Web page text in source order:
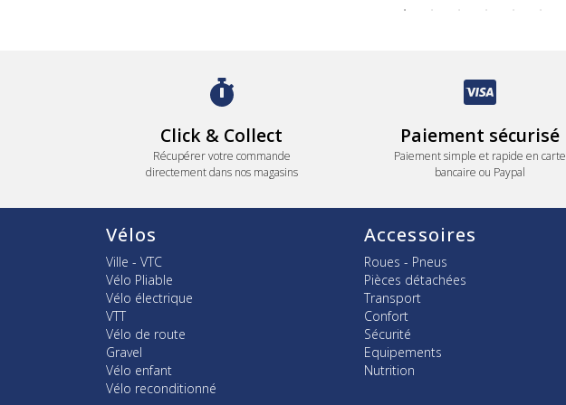
Click & Collect
Récupérer votre commande
directement dans nos magasins
Paiement sécurisé
Paiement simple et rapide en carte
bancaire ou Paypal
Vélos
Ville - VTC
Vélo Pliable
Vélo électrique
VTT
Vélo de route
Gravel
Vélo enfant
Vélo reconditionné
Accessoires
Roues - Pneus
Pièces détachées
Transport
Confort
Sécurité
Equipements
Nutrition